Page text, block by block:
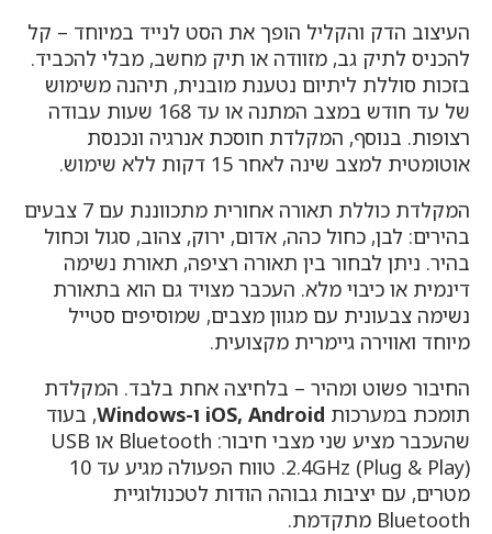
העיצוב הדק והקליל הופך את הסט לנייד במיוחד – קל
להכניס לתיק גב, מזוודה או תיק מחשב, מבלי להכביד.
בזכות סוללת ליתיום נטענת מובנית, תיהנה משימוש
של עד חודש במצב המתנה או עד 168 שעות עבודה
רצופות. בנוסף, המקלדת חוסכת אנרגיה ונכנסת
אוטומטית למצב שינה לאחר 15 דקות ללא שימוש.
המקלדת כוללת תאורה אחורית מתכווננת עם 7 צבעים
בהירים: לבן, כחול כהה, אדום, ירוק, צהוב, סגול וכחול
בהיר. ניתן לבחור בין תאורה רציפה, תאורת נשימה
דינמית או כיבוי מלא. העכבר מצויד גם הוא בתאורת
נשימה צבעונית עם מגוון מצבים, שמוסיפים סטייל
מיוחד ואווירה גיימרית מקצועית.
החיבור פשוט ומהיר – בלחיצה אחת בלבד. המקלדת
תומכת במערכות iOS, Android ו-Windows
, בעוד
שהעכבר מציע שני מצבי חיבור: Bluetooth או USB
2.4GHz (Plug & Play). טווח הפעולה מגיע עד 10
מטרים, עם יציבות גבוהה הודות לטכנולוגיית
Bluetooth מתקדמת.